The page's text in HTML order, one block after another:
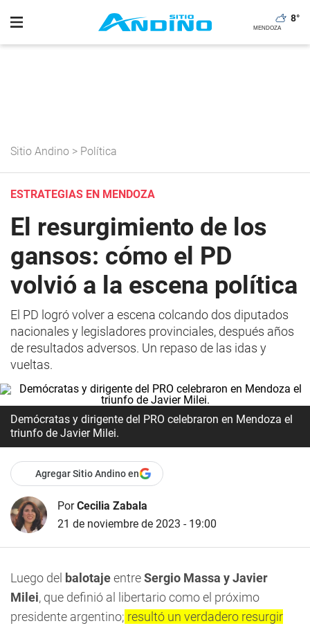
8°
Sitio Andino > Política
ESTRATEGIAS EN MENDOZA
El resurgimiento de los
gansos: cómo el PD
volvió a la escena política
El PD logró volver a escena colcando dos diputados
nacionales y legisladores provinciales, después años
de resultados adversos. Un repaso de las idas y
vueltas.
Demócratas y dirigente del PRO celebraron en Mendoza el
triunfo de Javier Milei.
Agregar Sitio Andino en
PorCecilia Zabala
21 de noviembre de 2023 - 19:00
Luego del balotajeentreSergio Massa y Javier
Milei, que definió al libertario como el próximo
presidente argentino; resultó un verdadero resurgir